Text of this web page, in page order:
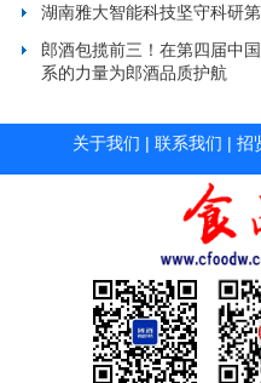
湖南雅大智能科技坚守科研
郎酒包揽前三！在第四届中
系的力量为郎酒品质护航
关于我们 | 联系我们 | 招